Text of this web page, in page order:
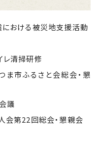
おける被災地支援活動
清掃研修
市ふるさと会総会・懇
議
第22回総会・懇親会